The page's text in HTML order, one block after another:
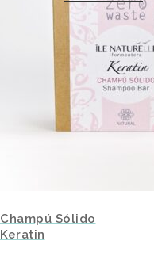
Champú Sólido
Keratin